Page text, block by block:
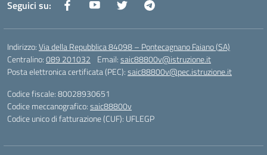
Seguici su:
Indirizzo:Via della Repubblica 84098 – Pontecagnano Faiano (SA)
Centralino:089 201032 Email:saic88800v@istruzione.it
Posta elettronica certificata (PEC):saic88800v@pec.istruzione.it
Codice fiscale: 80028930651
Codice meccanografico:saic88800v
Codice unico di fatturazione (CUF): UFLEGP